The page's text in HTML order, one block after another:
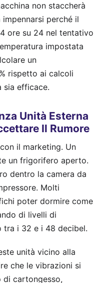
non staccherà
perché il
ore su 24 nel tentativo
impostata
un
rispetto ai calcoli
sia efficace.
Unità Esterna
Il Rumore
il marketing. Un
un frigorifero aperto.
dentro la camera da
Molti
poter dormire come
di livelli di
tra i 32 e i 48 decibel.
unità vicino alla
che le vibrazioni si
cartongesso,